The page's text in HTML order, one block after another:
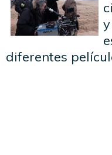
diferentes